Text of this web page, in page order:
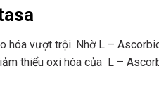
hóa vượt trội. Nhờ L –
thiểu oxi hóa của L –